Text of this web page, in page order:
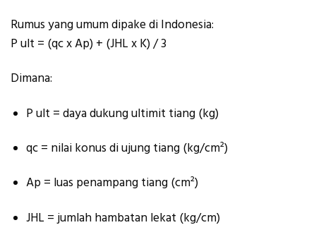
Rumus yang umum dipake di Indonesia:
P ult = (qc x Ap) + (JHL x K) / 3
Dimana:
P ult = daya dukung ultimit tiang (kg)
qc = nilai konus di ujung tiang (kg/cm²)
Ap = luas penampang tiang (cm²)
JHL = jumlah hambatan lekat (kg/cm)